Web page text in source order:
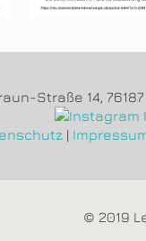
Straße 14,
|
© 2019